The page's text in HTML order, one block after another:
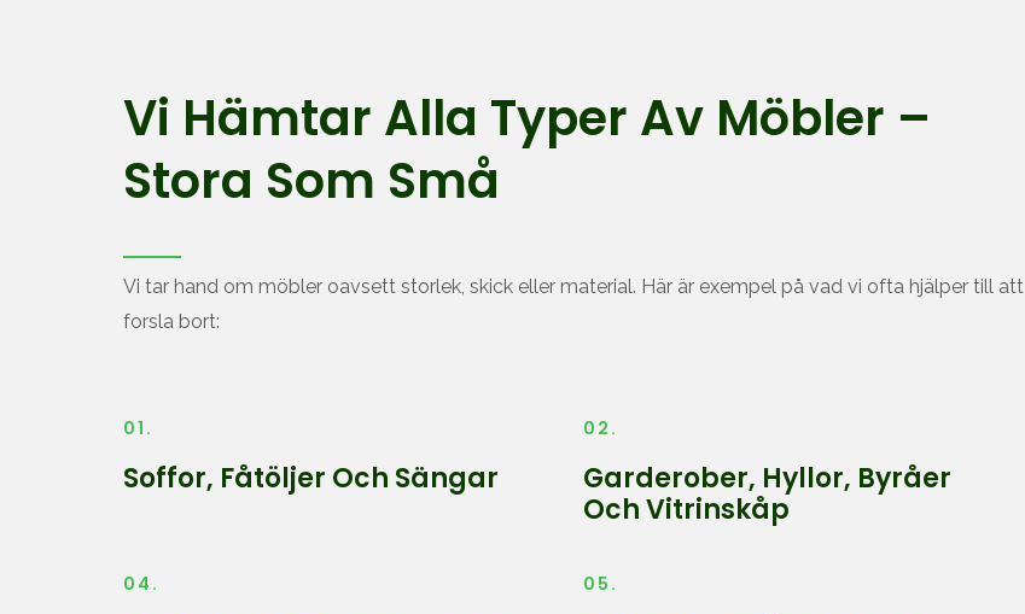
Vi Hämtar Alla Typer Av Möbler –
Stora Som Små
Vi tar hand om möbler oavsett storlek, skick eller material. Här är exempel på vad vi ofta hjälper till att
forsla bort:
01.
Soffor, Fåtöljer Och Sängar
02.
Garderober, Hyllor, Byråer
Och Vitrinskåp
04. 05.